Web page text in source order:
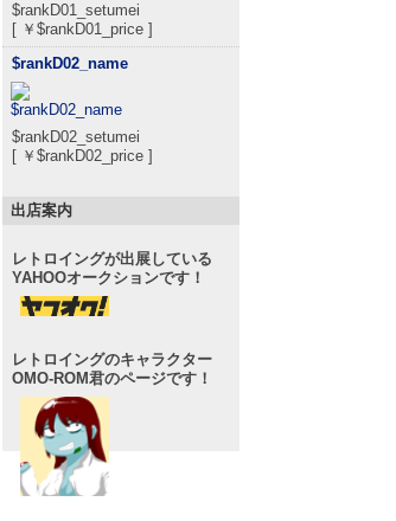
$rankD01_setumei
[ ￥$rankD01_price ]
$rankD02_name
$rankD02_setumei
[ ￥$rankD02_price ]
出店案内
レトロイングが出展している
YAHOOオークションです！
レトロイングのキャラクター
OMO-ROM君のページです！